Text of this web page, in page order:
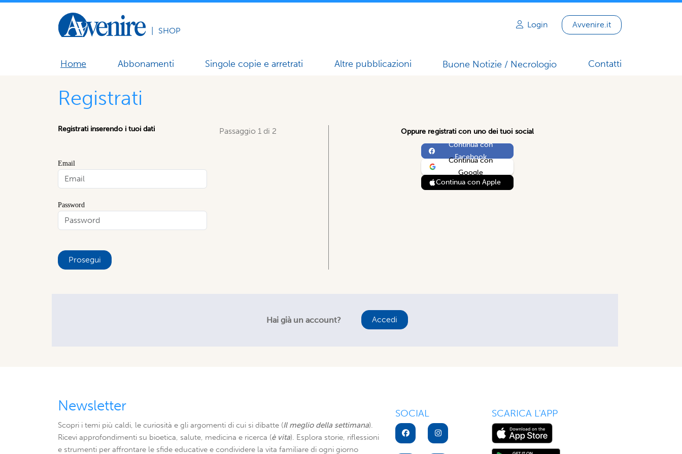
SHOP
Login Avvenire.it
Home Abbonamenti Singole copie e arretrati Altre pubblicazioni Buone Notizie / Necrologio Contatti
Registrati
Registrati inserendo i tuoi dati Passaggio 1 di 2
Email
Password
Prosegui
Oppure registrati con uno dei tuoi social
Continua con
Facebook
Continua con
Google
Continua con Apple
Hai già un account? Accedi
Newsletter
Scopri i temi più caldi, le curiosità e gli argomenti di cui si dibatte (Il meglio della settimana).
Ricevi approfondimenti su bioetica, salute, medicina e ricerca (è vita). Esplora storie, riflessioni
e strumenti per affrontare le sfide educative e condividere la vita familiare di ogni giorno
SOCIAL SCARICA L'APP